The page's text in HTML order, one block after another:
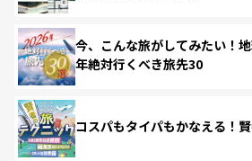
今、こんな旅がしてみたい！
年絶対行くべき旅先30
コスパもタイパもかなえる！